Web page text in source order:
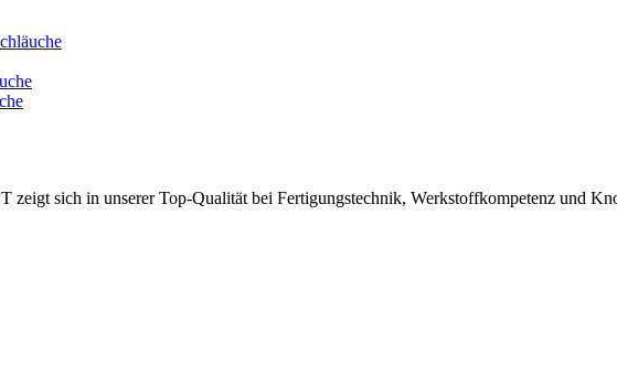
zeigt sich in unserer Top-Qualität bei Fertigungstechnik, Werkstoffkompetenz und